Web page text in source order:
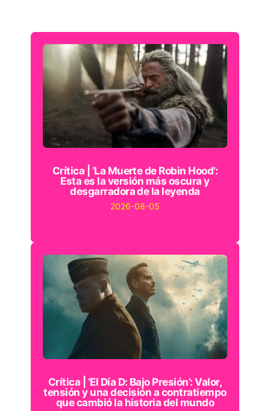
Crítica | ‘La Muerte de Robin Hood’:
Esta es la versión más oscura y
desgarradora de la leyenda
2026-08-05
Crítica | ‘El Día D: Bajo Presión’: Valor,
tensión y una decisión a contratiempo
que cambió la historia del mundo